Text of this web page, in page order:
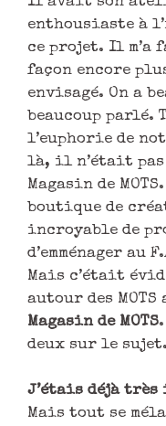
enthousiaste à
ce projet. Il
façon encore
envisagé. On a
beaucoup parlé.
l’euphorie de
là, il n’était pas
Magasin de
boutique de
incroyable de
d’emménager au
Mais c’était
autour des
Magasin de MOTS
deux sur le sujet.
J’étais déjà très
Mais tout se